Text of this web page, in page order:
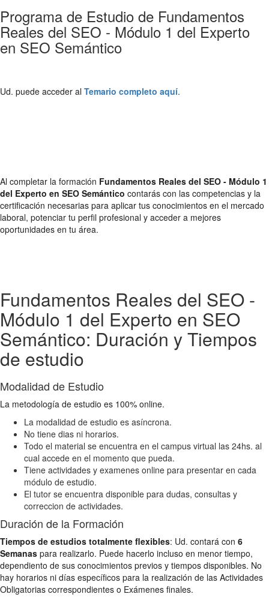
Programa de Estudio de Fundamentos
Reales del SEO - Módulo 1 del Experto
en SEO Semántico
Ud. puede acceder al Temario completo aquí.
Al completar la formación Fundamentos Reales del SEO - Módulo 1
del Experto en SEO Semántico contarás con las competencias y la
certificación necesarias para aplicar tus conocimientos en el mercado
laboral, potenciar tu perfil profesional y acceder a mejores
oportunidades en tu área.
Fundamentos Reales del SEO -
Módulo 1 del Experto en SEO
Semántico: Duración y Tiempos
de estudio
Modalidad de Estudio
La metodología de estudio es 100% online.
La modalidad de estudio es asíncrona.
No tiene dias ni horarios.
Todo el material se encuentra en el campus virtual las 24hs. al
cual accede en el momento que pueda.
Tiene actividades y examenes online para presentar en cada
módulo de estudio.
El tutor se encuentra disponible para dudas, consultas y
correccion de actividades.
Duración de la Formación
Tiempos de estudios totalmente flexibles: Ud. contará con 6
Semanas para realizarlo. Puede hacerlo incluso en menor tiempo,
dependiento de sus conocimientos previos y tiempos disponibles. No
hay horarios ni días específicos para la realización de las Actividades
Obligatorias correspondientes o Exámenes finales.